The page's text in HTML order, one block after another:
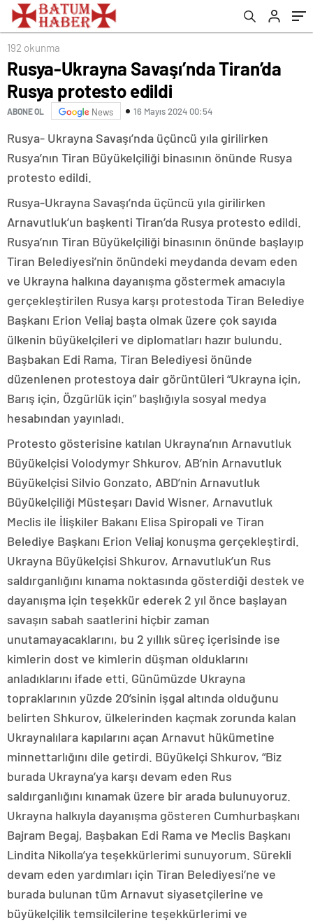
192 okunma
Rusya-Ukrayna Savaşı’nda Tiran’da
Rusya protesto edildi
ABONE OL News 16 Mayıs 2024 00:54
Rusya- Ukrayna Savaşı’nda üçüncü yıla girilirken
Rusya’nın Tiran Büyükelçiliği binasının önünde Rusya
protesto edildi.
Rusya-Ukrayna Savaşı’nda üçüncü yıla girilirken
Arnavutluk’un başkenti Tiran’da Rusya protesto edildi.
Rusya’nın Tiran Büyükelçiliği binasının önünde başlayıp
Tiran Belediyesi’nin önündeki meydanda devam eden
ve Ukrayna halkına dayanışma göstermek amacıyla
gerçekleştirilen Rusya karşı protestoda Tiran Belediye
Başkanı Erion Veliaj başta olmak üzere çok sayıda
ülkenin büyükelçileri ve diplomatları hazır bulundu.
Başbakan Edi Rama, Tiran Belediyesi önünde
düzenlenen protestoya dair görüntüleri “Ukrayna için,
Barış için, Özgürlük için” başlığıyla sosyal medya
hesabından yayınladı.
Protesto gösterisine katılan Ukrayna’nın Arnavutluk
Büyükelçisi Volodymyr Shkurov, AB’nin Arnavutluk
Büyükelçisi Silvio Gonzato, ABD’nin Arnavutluk
Büyükelçiliği Müsteşarı David Wisner, Arnavutluk
Meclis ile İlişkiler Bakanı Elisa Spiropali ve Tiran
Belediye Başkanı Erion Veliaj konuşma gerçekleştirdi.
Ukrayna Büyükelçisi Shkurov, Arnavutluk’un Rus
saldırganlığını kınama noktasında gösterdiği destek ve
dayanışma için teşekkür ederek 2 yıl önce başlayan
savaşın sabah saatlerini hiçbir zaman
unutamayacaklarını, bu 2 yıllık süreç içerisinde ise
kimlerin dost ve kimlerin düşman olduklarını
anladıklarını ifade etti. Günümüzde Ukrayna
topraklarının yüzde 20’sinin işgal altında olduğunu
belirten Shkurov, ülkelerinden kaçmak zorunda kalan
Ukraynalılara kapılarını açan Arnavut hükümetine
minnettarlığını dile getirdi. Büyükelçi Shkurov, “Biz
burada Ukrayna’ya karşı devam eden Rus
saldırganlığını kınamak üzere bir arada bulunuyoruz.
Ukrayna halkıyla dayanışma gösteren Cumhurbaşkanı
Bajram Begaj, Başbakan Edi Rama ve Meclis Başkanı
Lindita Nikolla’ya teşekkürlerimi sunuyorum. Sürekli
devam eden yardımları için Tiran Belediyesi’ne ve
burada bulunan tüm Arnavut siyasetçilerine ve
büyükelçilik temsilcilerine teşekkürlerimi ve